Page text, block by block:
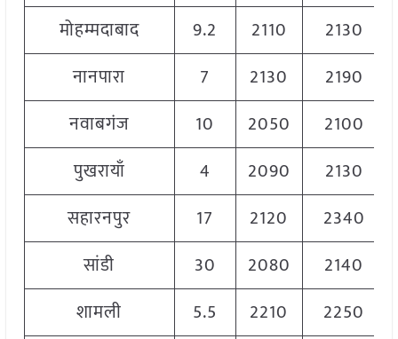
मोहम्मदाबाद
9.2 2110
2130
नानपारा
7 2130
2190
नवाबगंज
10 2050 2100
पुखरायाँ
4 2090
2130
सहारनपुर
17 2120 2340
सांडी
30 2080
2140
शामली
5.5 2210 2250